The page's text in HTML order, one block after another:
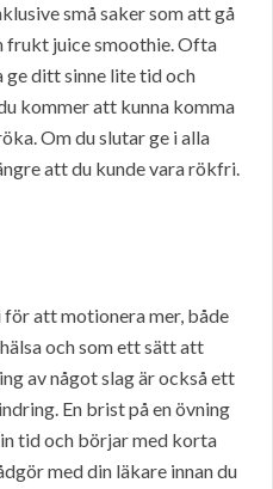
små saker som att gå
frukt juice smoothie. Ofta
ditt sinne lite tid och
kommer att kunna komma
Om du slutar ge i alla
att du kunde vara rökfri.
att motionera mer, både
och som ett sätt att
av något slag är också ett
En brist på en övning
tid och börjar med korta
med din läkare innan du